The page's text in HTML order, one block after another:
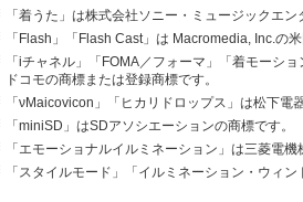
「着うた」は株式会社ソニー・ミュージックエ
「Flash」「Flash Cast」は Macromedia, Inc.の
「iチャネル」「FOMA／フォーマ」「着モーシ
ドコモの商標または登録商標です。
「νMaicovicon」「ヒカリドロップス」は松下
「miniSD」はSDアソシエーションの商標です。
「エモーショナルイルミネーション」は三菱電
「スタイルモード」「イルミネーション・ウィ